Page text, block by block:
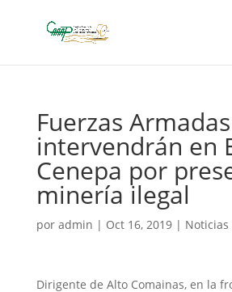
Fuerzas Armadas
intervendrán en
Cenepa por
minería ilegal
por admin | Oct 16, 2019| Noticias
Dirigente de Alto Comainas, en la